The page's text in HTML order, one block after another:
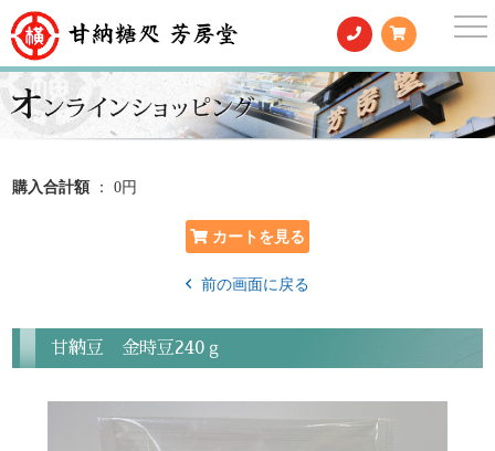
購入合計額 ： 0円
前の画面に戻る
甘納豆 金時豆240ｇ